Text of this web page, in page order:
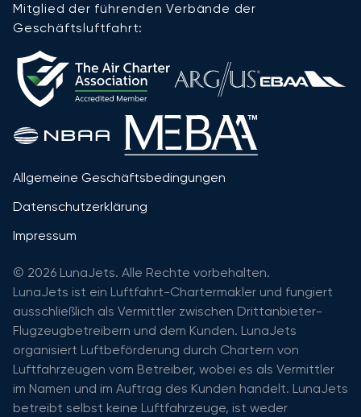
Mitglied der führenden Verbände der
Geschäftsluftfahrt:
Allgemeine Geschäftsbedingungen
Datenschutzerklärung
Impressum
© 2026 LunaJets. Alle Rechte vorbehalten.
LunaJets ist ein Luftfahrt-Chartermakler und fungiert
ausschließlich als Vermittler zwischen Drittanbieter-
Flugzeugbetreibern und dem Kunden. LunaJets
organisiert Luftbeförderung durch Chartern von
Luftfahrzeugen vom Betreiber, wobei es als Vermittler
im Namen und im Auftrag des Kunden handelt. LunaJets
betreibt selbst keine Luftfahrzeuge, ist weder